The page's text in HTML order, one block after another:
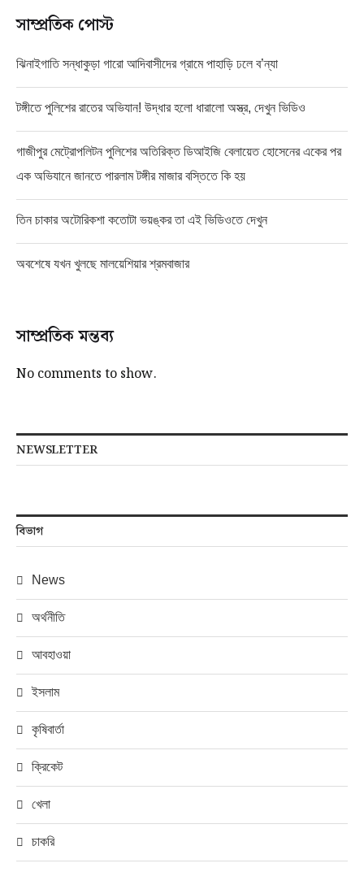
সাম্প্রতিক পোস্ট
ঝিনাইগাতি সন্ধাকুড়া গারো আদিবাসীদের গ্রামে পাহাড়ি ঢলে ব’ন্যা
টঙ্গীতে পুলিশের রাতের অভিযান! উদ্ধার হলো ধারালো অস্ত্র, দেখুন ভিডিও
গাজীপুর মেট্রোপলিটন পুলিশের অতিরিক্ত ডিআইজি বেলায়েত হোসেনের একের পর
এক অভিযানে জানতে পারলাম টঙ্গীর মাজার বস্তিতে কি হয়
তিন চাকার অটোরিকশা কতোটা ভয়ঙ্কর তা এই ভিডিওতে দেখুন
অবশেষে যখন খুলছে মালয়েশিয়ার শ্রমবাজার
সাম্প্রতিক মন্তব্য
No comments to show.
NEWSLETTER
বিভাগ
News
অর্থনীতি
আবহাওয়া
ইসলাম
কৃষিবার্তা
ক্রিকেট
খেলা
চাকরি